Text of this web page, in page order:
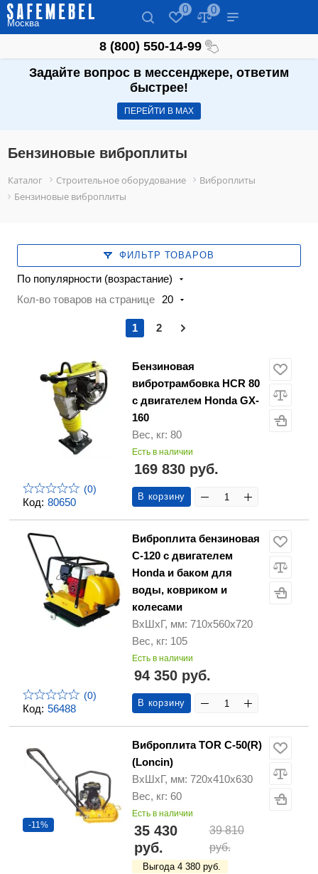
Москва
0 0
8 (800) 550-14-99
Задайте вопрос в мессенджере, ответим
быстрее!
ПЕРЕЙТИ В МАХ
Бензиновые виброплиты
Каталог Строительное оборудование
Виброплиты
Бензиновые виброплиты
ФИЛЬТР ТОВАРОВ
По популярности (возрастание)
Кол-во товаров на странице
20
1 2
Код: 80650
(0)
Бензиновая
вибротрамбовка HCR 80
с двигателем Honda GX-
160
Вес, кг: 80
Есть в наличии
169 830 руб.
В корзину
Код: 56488
(0)
Виброплита бензиновая
C-120 с двигателем
Honda и баком для
воды, ковриком и
колесами
ВхШхГ, мм: 710х560х720
Вес, кг: 105
Есть в наличии
94 350 руб.
В корзину
-11%
Виброплита TOR C-50(R)
(Loncin)
ВхШхГ, мм: 720х410х630
Вес, кг: 60
Есть в наличии
35 430
руб.
39 810
руб.
Выгода 4 380 руб.